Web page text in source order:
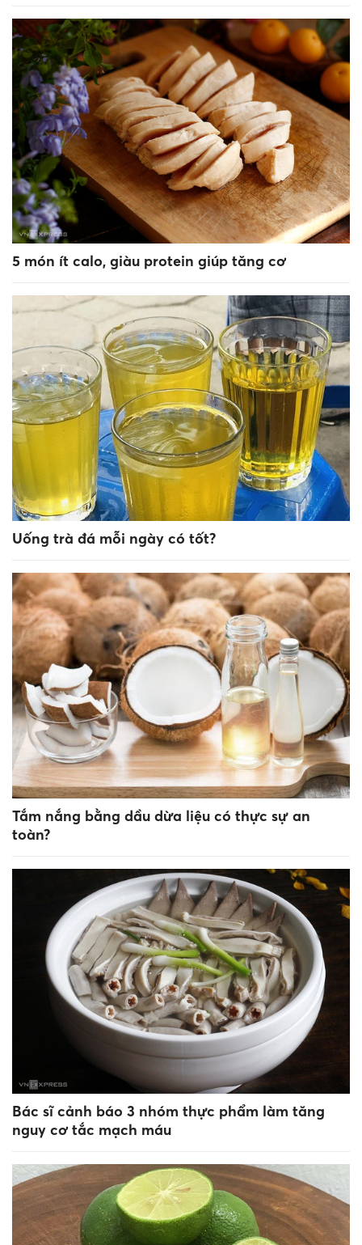
5 món ít calo, giàu protein giúp tăng cơ
Uống trà đá mỗi ngày có tốt?
Tắm nắng bằng dầu dừa liệu có thực sự an
toàn?
Bác sĩ cảnh báo 3 nhóm thực phẩm làm tăng
nguy cơ tắc mạch máu